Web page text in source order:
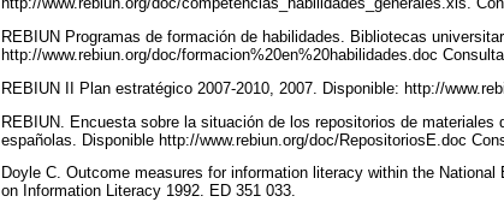
REBIUN Programas de formación de habilidades. Bibliotecas
http://www.rebiun.org/doc/formacion%20en%20habilidades.doc
REBIUN II Plan estratégico 2007-2010, 2007. Disponible: http://
REBIUN. Encuesta sobre la situación de los repositorios de
españolas. Disponible http://www.rebiun.org/doc/RepositoriosE.doc
Doyle C. Outcome measures for information literacy within the
on Information Literacy 1992. ED 351 033.